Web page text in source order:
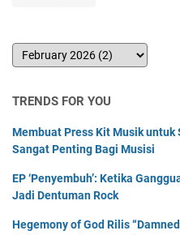
TRENDS FOR YOU
Membuat Press Kit Musik untuk
Sangat Penting Bagi Musisi
EP ‘Penyembuh’: Ketika
Jadi Dentuman Rock
Hegemony of God Rilis